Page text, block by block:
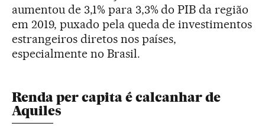
aumentou de 3,1% para 3,3% do PIB da região
em 2019, puxado pela queda de investimentos
estrangeiros diretos nos países,
especialmente no Brasil.
Renda per capita é calcanhar de
Aquiles